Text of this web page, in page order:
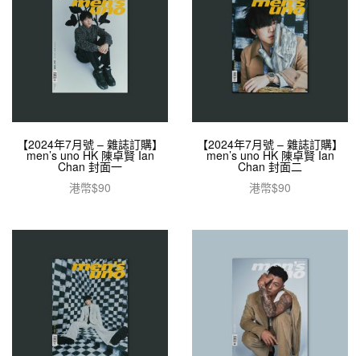
【2024年7月號 – 雜誌訂購】
men’s uno HK 陳卓賢 Ian
Chan 封面一
港幣$90
【2024年7月號 – 雜誌訂購】
men’s uno HK 陳卓賢 Ian
Chan 封面二
港幣$90